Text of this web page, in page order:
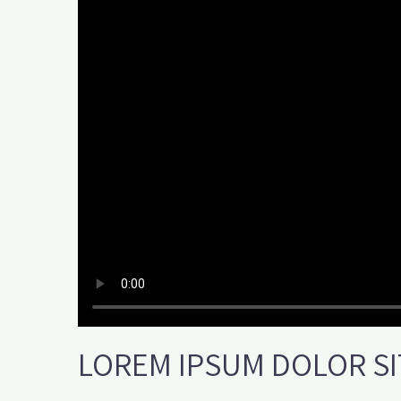
LOREM IPSUM DOLOR